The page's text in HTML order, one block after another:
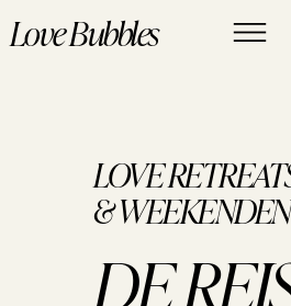
Love Bubbles
LOVE
& WEEKENDEN
DE